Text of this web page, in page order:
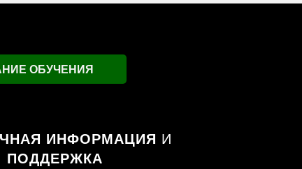
ОБУЧЕНИЯ
ИНФОРМАЦИЯ И
ПОДДЕРЖКА